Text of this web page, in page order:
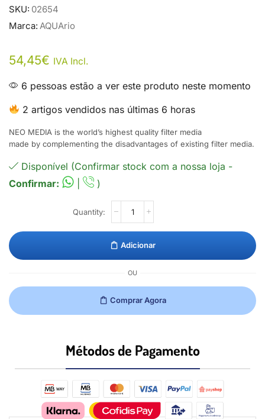
SKU: 02654
Marca: AQUArio
54,45€ IVA Incl.
6 pessoas estão a ver este produto neste momento
2 artigos vendidos nas últimas 6 horas
NEO MEDIA is the world’s highest quality filter media
made by complementing the disadvantages of existing filter media.
Disponível (Confirmar stock com a nossa loja -
Confirmar:
)
Adicionar
OU
Comprar Agora
Métodos de Pagamento​